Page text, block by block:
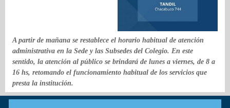
A partir de mañana se restablece el horario habitual de atención
administrativa en la Sede y las Subsedes del Colegio. En este
sentido, la atención al público se brindará de lunes a viernes, de 8 a
16 hs, retomando el funcionamiento habitual de los servicios que
presta la institución.